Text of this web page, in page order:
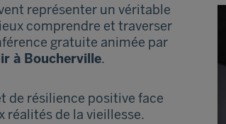
représenter un véritable
comprendre et traverser
gratuite animée par
à Boucherville.
de résilience positive face
réalités de la vieillesse.